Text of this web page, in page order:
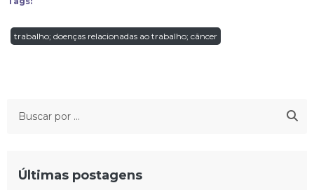
trabalho; doenças relacionadas ao trabalho; câncer
Últimas postagens